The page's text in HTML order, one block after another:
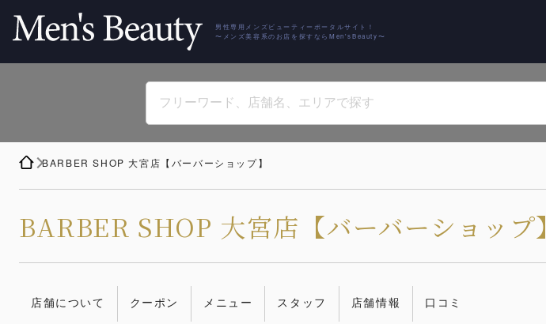
男性専用メンズビューティーポータルサイト！
〜メンズ美容系のお店を探すならMen'sBeauty〜
BARBER SHOP 大宮店【バーバーショップ】
BARBER SHOP 大宮店【バーバーショップ】
店舗について クーポン メニュー スタッフ 店舗情報 口コミ